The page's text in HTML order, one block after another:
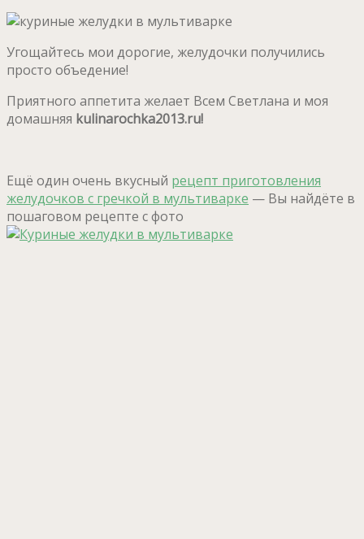
Угощайтесь мои дорогие, желудочки получились
просто объедение!
Приятного аппетита желает Всем Светлана и моя
домашняя kulinarochka2013.ru!
Ещё один очень вкусный рецепт приготовления
желудочков с гречкой в мультиварке — Вы найдёте в
пошаговом рецепте с фото